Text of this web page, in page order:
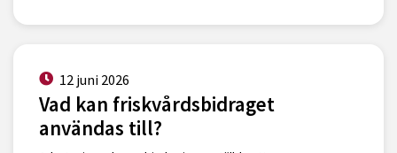
12 juni 2026
Vad kan friskvårdsbidraget
användas till?